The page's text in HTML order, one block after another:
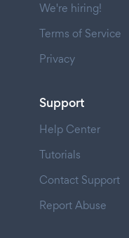
We're hiring!
Terms of Service
Privacy
Support
Help Center
Tutorials
Contact Support
Report Abuse